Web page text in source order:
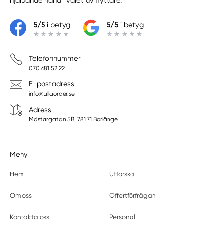
5/5i betyg 5/5i betyg
Telefonnummer
070 681 52 22
E-postadress
info@allaorder.se
Adress
Mästargatan 5B, 781 71 Borlänge
Meny
Hem Utforska
Om oss Offertförfrågan
Kontakta oss Personal